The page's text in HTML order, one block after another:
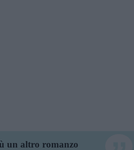
un altro romanzo